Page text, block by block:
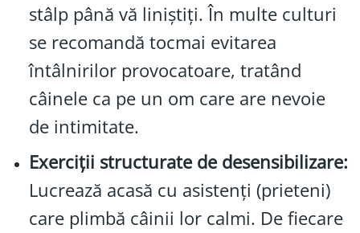
stâlp până vă liniștiți. În multe culturi
se recomandă tocmai evitarea
întâlnirilor provocatoare, tratând
câinele ca pe un om care are nevoie
de intimitate.
Exerciții structurate de desensibilizare:
Lucrează acasă cu asistenți (prieteni)
care plimbă câinii lor calmi. De fiecare